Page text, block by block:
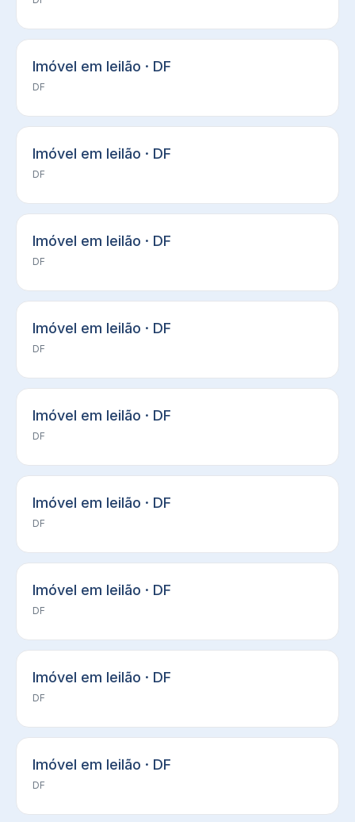
Imóvel em leilão · DF
DF
Imóvel em leilão · DF
DF
Imóvel em leilão · DF
DF
Imóvel em leilão · DF
DF
Imóvel em leilão · DF
DF
Imóvel em leilão · DF
DF
Imóvel em leilão · DF
DF
Imóvel em leilão · DF
DF
Imóvel em leilão · DF
DF